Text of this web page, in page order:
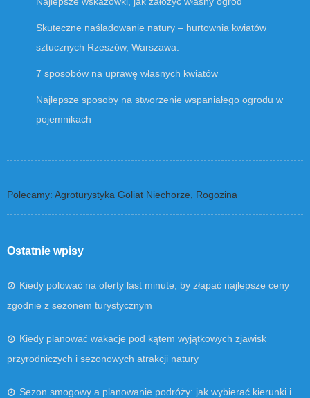
Skuteczne naśladowanie natury – hurtownia kwiatów
sztucznych Rzeszów, Warszawa.
7 sposobów na uprawę własnych kwiatów
Najlepsze sposoby na stworzenie wspaniałego ogrodu w
pojemnikach
Polecamy: Agroturystyka Goliat Niechorze, Rogozina
Ostatnie wpisy
Kiedy polować na oferty last minute, by złapać najlepsze ceny
zgodnie z sezonem turystycznym
Kiedy planować wakacje pod kątem wyjątkowych zjawisk
przyrodniczych i sezonowych atrakcji natury
Sezon smogowy a planowanie podróży: jak wybierać kierunki i